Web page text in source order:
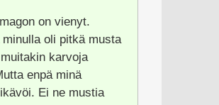
on vienyt.
minulla oli pitkä musta
karvoja
enpä minä
Ei ne mustia